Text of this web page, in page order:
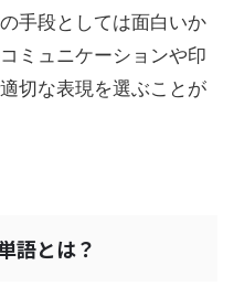
手段としては面白いか
ミュニケーションや印
切な表現を選ぶことが
語とは？